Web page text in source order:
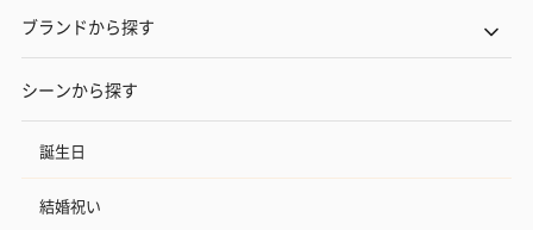
ブランドから探す
シーンから探す
誕生日
結婚祝い